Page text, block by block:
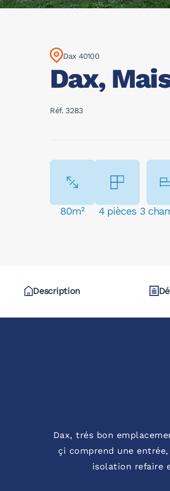
Dax 40100
Dax,
Réf. 3283
80m² 4 pièces 3
Description
Dax, trés bon
çi comprend une
isolation refaire